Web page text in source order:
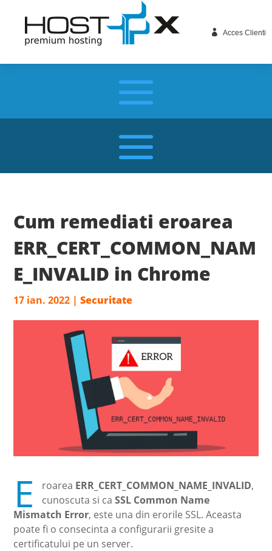
 Acces Clienti
Cum remediati eroarea
ERR_CERT_COMMON_NAM
E_INVALID in Chrome
17 ian. 2022 |Securitate
E roarea ERR_CERT_COMMON_NAME_INVALID,
cunoscuta si caSSL Common Name
Mismatch Error, este una din erorile SSL. Aceasta
poate fi o consecinta a configurarii gresite a
certificatului pe un server.